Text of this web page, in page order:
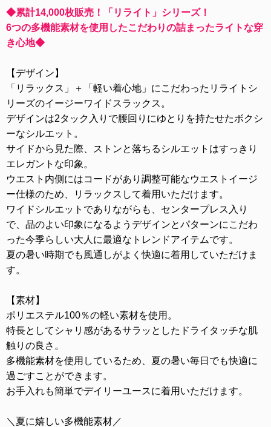
◆累計14,000枚販売！「リライト」シリーズ！
6つの多機能素材を使用したこだわりの詰まったライトな穿
き心地◆
【デザイン】
「リラックス」＋「軽い着心地」にこだわったリライトシ
リーズのイージーワイドスラックス。
デザインは2タック入りで腰回りにゆとりを持たせたボクシ
ーなシルエット。
サイドから見た際、ストンと落ちるシルエットはすっきり
エレガントな印象。
ウエスト内側にはコードがあり調整可能なウエストイージ
ー仕様のため、リラックスして着用いただけます。
ワイドシルエットでありながらも、センタープレス入り
で、品のよい印象になるようデザインとパターンにこだわ
った今季らしい大人に最適なトレンドアイテムです。
夏の暑い時期でも風通しがよく快適に着用していただけま
す。
【素材】
ポリエステル100％の軽い素材を使用。
特長としてシャリ感があるサラッとしたドライタッチな肌
触りの良さ。
多機能素材を使用しているため、夏の暑い毎日でも快適に
過ごすことができます。
お手入れも簡単でデイリーユースに着用いただけます。
＼夏に嬉しい多機能素材／